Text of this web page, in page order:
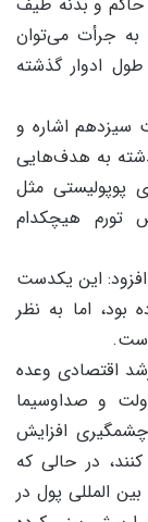
به جرأت می‌توان
ادوار گذشته
سیزدهم اشاره و
به هدف‌هایی
پوپولیستی مثل
تورم هیچکدام
این یکدست
بود، اما به نظر
اقتصادی وعده
و صداوسیما
افزایش
در حالی که
المللی پول در